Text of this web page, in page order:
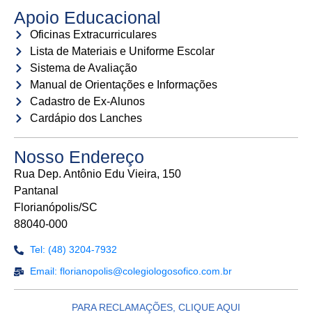
Apoio Educacional
Oficinas Extracurriculares
Lista de Materiais e Uniforme Escolar
Sistema de Avaliação
Manual de Orientações e Informações
Cadastro de Ex-Alunos
Cardápio dos Lanches
Nosso Endereço
Rua Dep. Antônio Edu Vieira, 150
Pantanal
Florianópolis/SC
88040-000
Tel: (48) 3204-7932
Email: florianopolis@colegiologosofico.com.br
PARA RECLAMAÇÕES, CLIQUE AQUI